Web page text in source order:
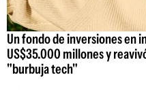
Un fondo de inversiones en
US$35.000 millones y
"burbuja tech"